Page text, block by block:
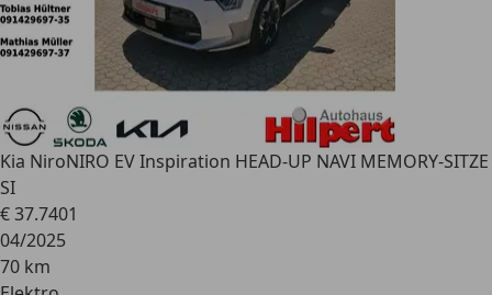
Kia NiroNIRO EV Inspiration HEAD-UP NAVI MEMORY-SITZE
SI
€ 37.7401
04/2025
70 km